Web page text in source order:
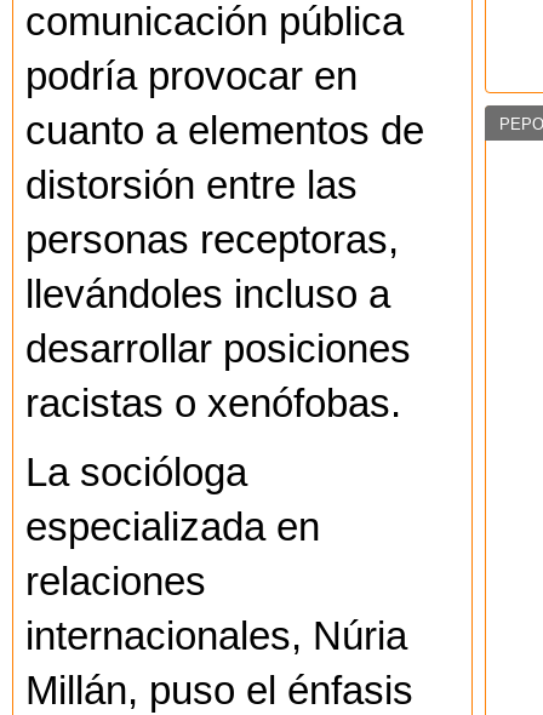
comunicación pública
podría provocar en
cuanto a elementos de
distorsión entre las
personas receptoras,
llevándoles incluso a
desarrollar posiciones
racistas o xenófobas.
La socióloga
especializada en
relaciones
internacionales, Núria
Millán, puso el énfasis